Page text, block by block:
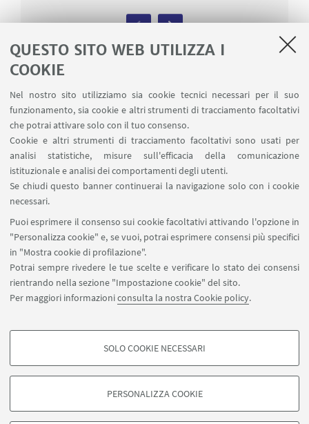
QUESTO SITO WEB UTILIZZA I
COOKIE
Nel nostro sito utilizziamo sia cookie tecnici necessari per il suo
funzionamento, sia cookie e altri strumenti di tracciamento facoltativi
che potrai attivare solo con il tuo consenso.
Cookie e altri strumenti di tracciamento facoltativi sono usati per
analisi statistiche, misure sull'efficacia della comunicazione
istituzionale e analisi dei comportamenti degli utenti.
Se chiudi questo banner continuerai la navigazione solo con i cookie
necessari.
Puoi esprimere il consenso sui cookie facoltativi attivando l'opzione in
"Personalizza cookie" e, se vuoi, potrai esprimere consensi più specifici
in "Mostra cookie di profilazione".
Potrai sempre rivedere le tue scelte e verificare lo stato dei consensi
rientrando nella sezione "Impostazione cookie" del sito.
Per maggiori informazioniconsulta la nostra Cookie policy.
COOKIE DI PROFILAZIONE - FACOLTATIVI
degli utenti, creare profili in base al loro comportamento sul sito, per analisi
di marketing.
SOLO COOKIE NECESSARI
PERSONALIZZA COOKIE
Previous
Next
I BANDI
In questo momento non ci sono bandi aperti.
Piazzaler Solieri 1 / Viale Corridoni 20 - 47121 Forlì
+39 0543 374807
cesipe.info@unibo.it
©Copyright 2026 - ALMA MATER STUDIORUM - Università di